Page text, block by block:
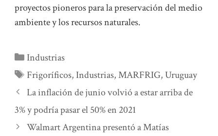
proyectos pioneros para la preservación del medio
ambiente y los recursos naturales.
Categorías
Industrias
Etiquetas
Frigoríficos, Industrias,MARFRIG,Uruguay
La inflación de junio volvió a estar arriba de
3% y podría pasar el 50% en 2021
Walmart Argentina presentó a Matías